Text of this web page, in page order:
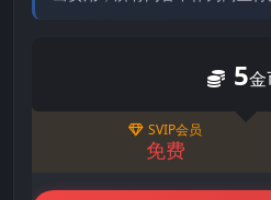
5金
SVIP会员
免费